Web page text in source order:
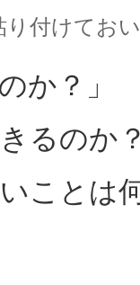
付けてお
か？」
るのか
ことは